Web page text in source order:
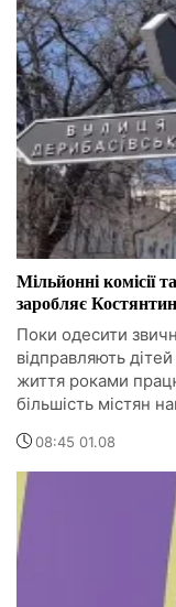
Мільйонні комісії
заробляє
Поки одесити
відправляють
життя роками
більшість містян
08:45 01.08